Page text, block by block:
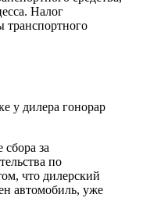
Налог
транспортного
у дилера гонорар
сбора за
по
что дилерский
автомобиль, уже